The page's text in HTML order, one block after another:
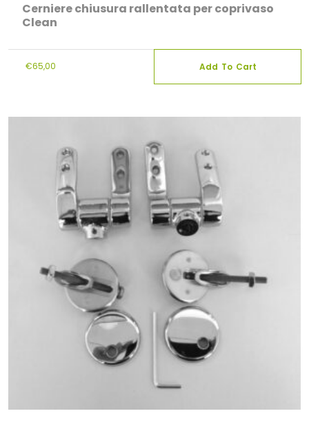
Cerniere chiusura rallentata per coprivaso
Clean
€65,00 Add To Cart